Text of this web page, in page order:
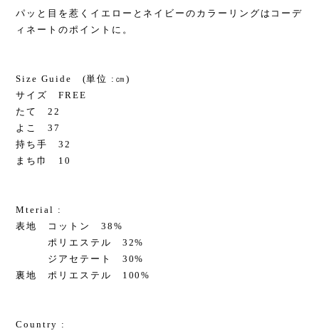
パッと目を惹くイエローとネイビーのカラーリングはコーデ
ィネートのポイントに。
Size Guide (単位 :㎝)
サイズ FREE
たて 22
よこ 37
持ち手 32
まち巾 10
Mterial :
表地 コットン 38%
ポリエステル 32%
ジアセテート 30%
裏地 ポリエステル 100%
Country :